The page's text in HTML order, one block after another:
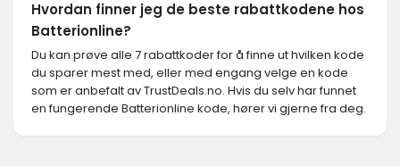
Hvordan finner jeg de beste rabattkodene hos
Batterionline?
Du kan prøve alle 7 rabattkoder for å finne ut hvilken kode
du sparer mest med, eller med engang velge en kode
som er anbefalt av TrustDeals.no. Hvis du selv har funnet
en fungerende Batterionline kode, hører vi gjerne fra deg.